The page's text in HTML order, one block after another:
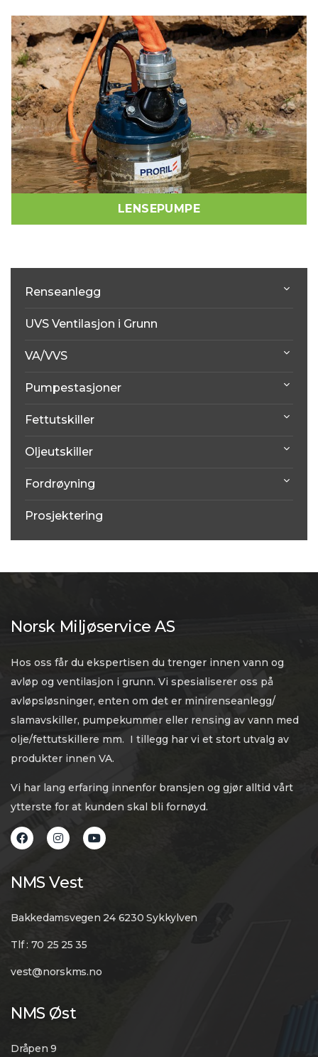
Renseanlegg
UVS Ventilasjon i Grunn
VA/VVS
Pumpestasjoner
Fettutskiller
Oljeutskiller
Fordrøyning
Prosjektering
LENSEPUMPE
Norsk Miljøservice AS
Hos oss får du ekspertisen du trenger innen vann og
avløp og ventilasjon i grunn. Vi spesialiserer oss på
avløpsløsninger, enten om det er minirenseanlegg/
slamavskiller, pumpekummer eller rensing av vann med
olje/fettutskillere mm. I tillegg har vi et stort utvalg av
produkter innen VA.
Vi har lang erfaring innenfor bransjen og gjør alltid vårt
ytterste for at kunden skal bli fornøyd.
NMS Vest
Bakkedamsvegen 24 6230 Sykkylven
Tlf : 70 25 25 35
vest@norskms.no
NMS Øst
Dråpen 9